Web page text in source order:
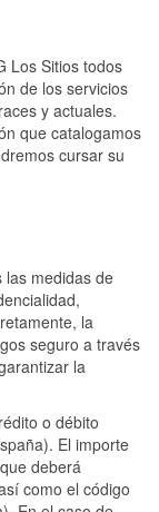
Los Sitios todos
de los servicios
y actuales.
que catalogamos
cursar su
las medidas de
la
seguro a través
la
o débito
El importe
deberá
como el código